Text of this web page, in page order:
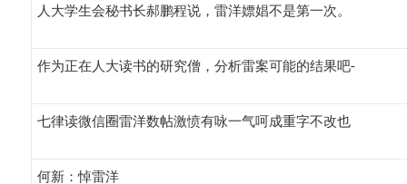
人大学生会秘书长郝鹏程说，雷洋嫖娼不是第一次。
作为正在人大读书的研究僧，分析雷案可能的结果吧-
七律读微信圈雷洋数帖激愤有咏一气呵成重字不改也
何新：悼雷洋